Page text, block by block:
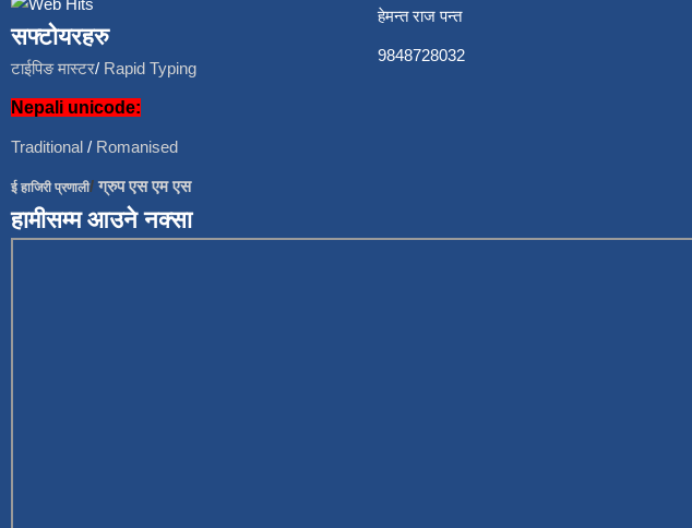
सफ्टोयरहरु
टाईपिङ मास्टर/ Rapid Typing
Nepali unicode:
Traditional / Romanised
ई हाजिरी प्रणाली/ग्रुप एस एम एस
हामीसम्म आउने नक्सा
हेमन्त राज पन्त
9848728032